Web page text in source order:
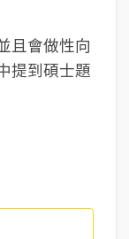
且會做性向
提到碩士題